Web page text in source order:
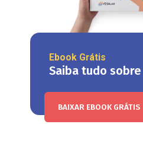
Ebook Grátis
Saiba tudo
BAIXAR EBOOK GRÁTIS